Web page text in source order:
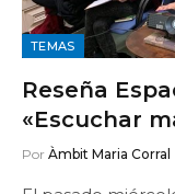
TEMAS
Reseña
«Escuchar
Por Àmbit Maria Corral